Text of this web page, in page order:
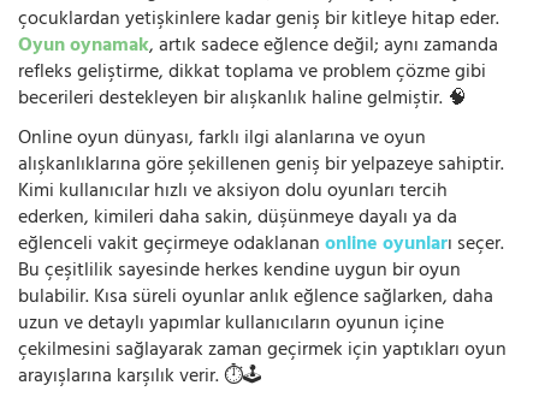
çocuklardan yetişkinlere kadar geniş bir kitleye hitap eder.
Oyun oynamak, artık sadece eğlence değil; aynı zamanda
refleks geliştirme, dikkat toplama ve problem çözme gibi
becerileri destekleyen bir alışkanlık haline gelmiştir. 🧠
Online oyun dünyası, farklı ilgi alanlarına ve oyun
alışkanlıklarına göre şekillenen geniş bir yelpazeye sahiptir.
Kimi kullanıcılar hızlı ve aksiyon dolu oyunları tercih
ederken, kimileri daha sakin, düşünmeye dayalı ya da
eğlenceli vakit geçirmeye odaklananonline oyunları seçer.
Bu çeşitlilik sayesinde herkes kendine uygun bir oyun
bulabilir. Kısa süreli oyunlar anlık eğlence sağlarken, daha
uzun ve detaylı yapımlar kullanıcıların oyunun içine
çekilmesini sağlayarak zaman geçirmek için yaptıkları oyun
arayışlarına karşılık verir. ⏱️🕹️